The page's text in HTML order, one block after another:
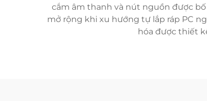
cắm âm thanh và nút nguồn được
mở rộng khi xu hướng tự lắp ráp PC
hóa được thiết